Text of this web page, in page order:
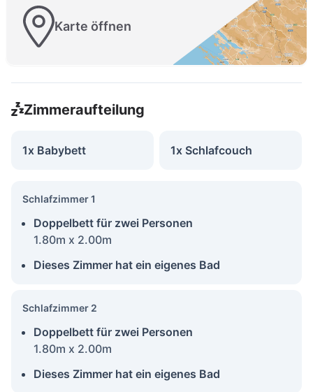
Karte öffnen
Zimmeraufteilung
1x Babybett 1x Schlafcouch
Schlafzimmer 1
Doppelbett für zwei Personen
1.80m x 2.00m
Dieses Zimmer hat ein eigenes Bad
Schlafzimmer 2
Doppelbett für zwei Personen
1.80m x 2.00m
Dieses Zimmer hat ein eigenes Bad